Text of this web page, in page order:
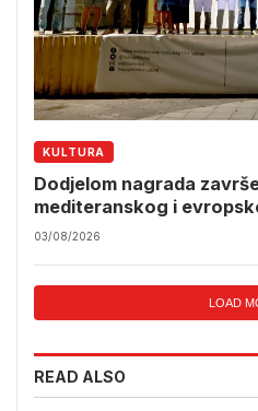
KULTURA
Dodjelom nagrada
mediteranskog i
03/08/2026
LOAD
READ ALSO